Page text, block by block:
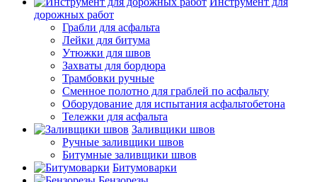
дорожных работ
Грабли для асфальта
Лейки для битума
Утюжки для швов
Захваты для бордюра
Трамбовки ручные
Сменное полотно для граблей по асфальту
Оборудование для испытания асфальтобетона
Тележки для асфальта
Заливщики швов
Ручные заливщики швов
Битумные заливщики швов
Битумоварки